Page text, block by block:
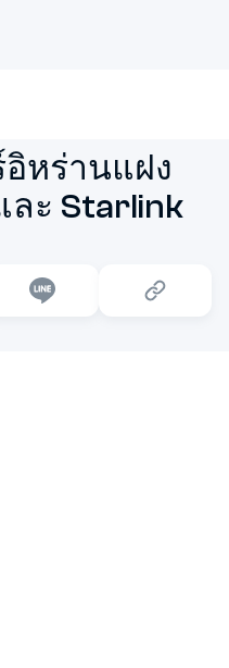
อิหร่านแฝง
ละ Starlink